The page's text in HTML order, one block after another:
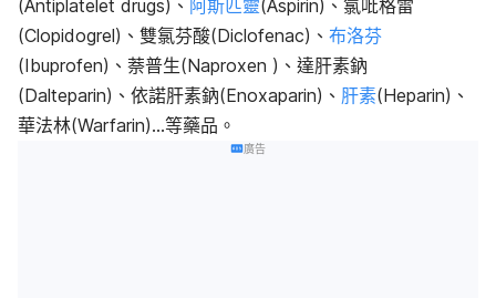
(Antiplatelet drugs)、 阿斯匹靈(Aspirin)、氯吡格雷
(Clopidogrel)、雙氯芬酸(Diclofenac)、 布洛芬
(Ibuprofen)、萘普生(Naproxen )、達肝素鈉
(Dalteparin)、依諾肝素鈉(Enoxaparin)、 肝素(Heparin)、
華法林(Warfarin)…等藥品。
廣告